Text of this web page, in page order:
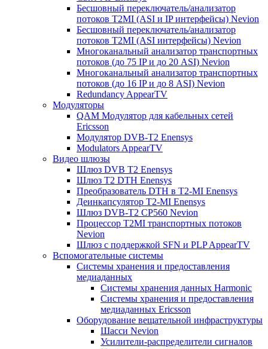
Бесшовный переключатель/анализатор
потоков T2MI (ASI и IP интерфейсы) Nevion
Бесшовный переключатель/анализатор
потоков T2MI (ASI интерфейсы) Nevion
Многоканальный анализатор транспортных
потоков (до 75 IP и до 20 ASI) Nevion
Многоканальный анализатор транспортных
потоков (до 16 IP и до 8 ASI) Nevion
Redundancy AppearTV
Модуляторы
QAM Модулятор для кабельных сетей
Ericsson
Модулятор DVB-T2 Enensys
Modulators AppearTV
Видео шлюзы
Шлюз DVB T2 Enensys
Шлюз T2 DTH Enensys
Преобразователь DTH в T2-MI Enensys
Деинкапсулятор T2-MI Enensys
Шлюз DVB-T2 CP560 Nevion
Процессор T2MI транспортных потоков
Nevion
Шлюз с поддержкой SFN и PLP AppearTV
Вспомогательные системы
Системы хранения и предоставления
медиаданных
Системы хранения данных Harmonic
Системы хранения и предоставления
медиаданных Ericsson
Оборудование вещательной инфраструктуры
Шасси Nevion
Усилители-распределители сигналов